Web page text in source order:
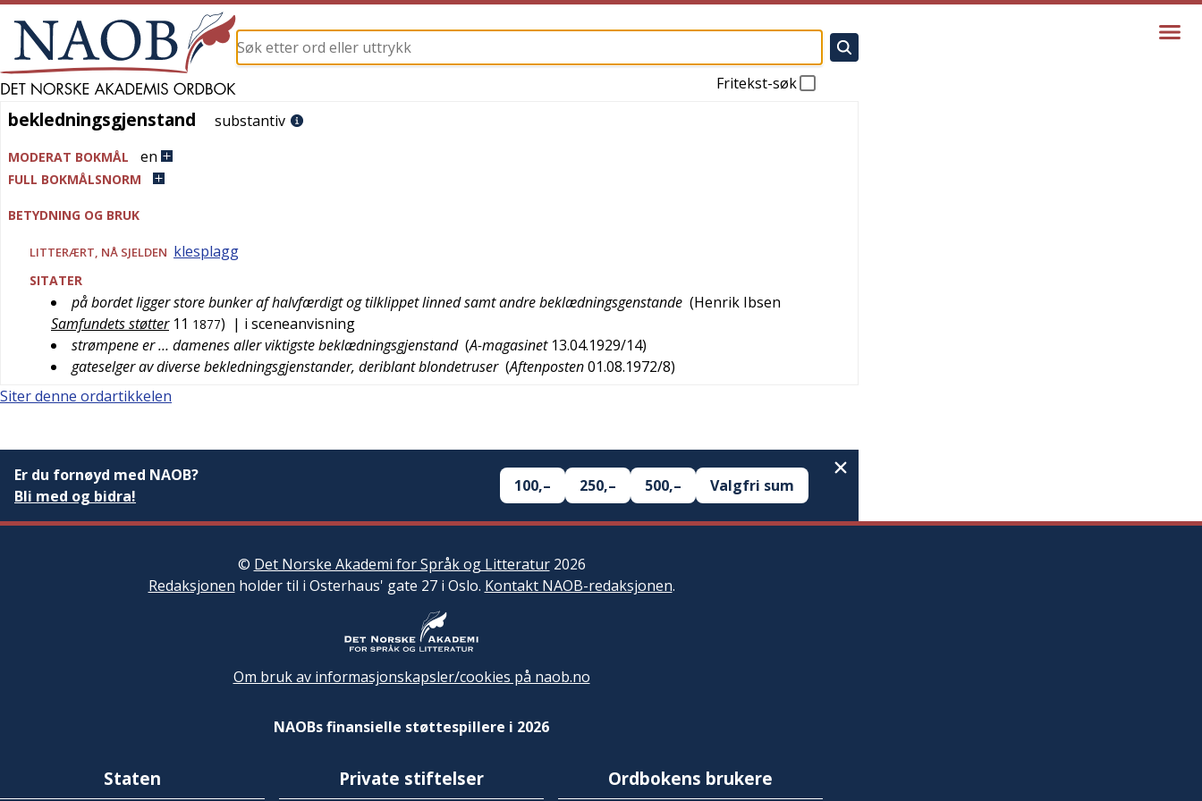
Fritekst-søk
bekledningsgjenstand
bekledningsgjenstand substantiv
MODERAT BOKMÅL en
FULL BOKMÅLSNORM
BETYDNING OG BRUK
LITTERÆRT NÅ SJELDEN klesplagg
SITATER
på bordet ligger store bunker af halvfærdigt og tilklippet linned samt andre beklædningsgenstande (Henrik Ibsen
Samfundets støtter 11 1877) | i sceneanvisning
strømpene er … damenes aller viktigste beklædningsgjenstand (A-magasinet 13.04.1929/14)
gateselger av diverse bekledningsgjenstander, deriblant blondetruser (Aftenposten01.08.1972/8)
Siter denne ordartikkelen
Er du fornøyd med NAOB?
Bli med og bidra!
100,– 250,– 500,– Valgfri sum
© Det Norske Akademi for Språk og Litteratur2026
Redaksjonen holder til i Osterhaus' gate 27 i Oslo. Kontakt NAOB-redaksjonen.
Om bruk av informasjonskapsler/cookies på naob.no
NAOBs finansielle støttespillere i 2026
Staten Private stiftelser Ordbokens brukere